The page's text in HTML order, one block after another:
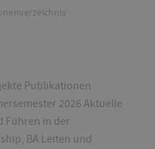
Publikationen
2026 Aktuelle
Führen in der
BA Leiten und